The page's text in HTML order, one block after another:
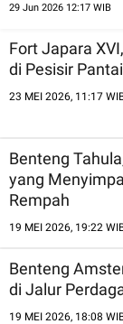
29 Jun 2026 12:17 WIB
Fort Japara
di Pesisir
23 MEI 2026, 11:17
Benteng
yang
Rempah
19 MEI 2026, 19:22
Benteng
di Jalur
19 MEI 2026, 18:08